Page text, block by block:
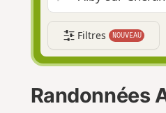
Filtres NOUVEAU
Randonnées